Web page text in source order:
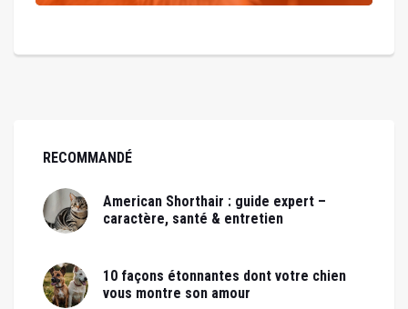
RECOMMANDÉ
American Shorthair : guide expert –
caractère, santé & entretien
10 façons étonnantes dont votre chien
vous montre son amour